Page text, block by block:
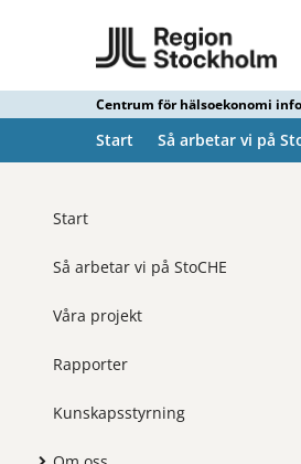
Centrum för hälsoekonomi
Start Så arbetar vi på
Start
Så arbetar vi på StoCHE
Våra projekt
Rapporter
Kunskapsstyrning